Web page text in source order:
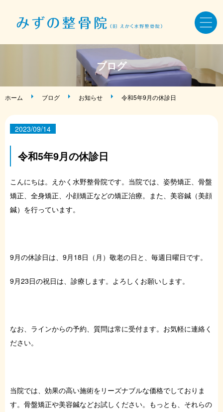
ホーム
骨盤・姿勢・全身矯正
症状・お悩み別メニュー
ご予約はこちら
ブログ
ホーム ブログ お知らせ 令和5年9月の休診日
2023/09/14
令和5年9月の休診日
こんにちは。えかく水野整骨院です。当院では、姿勢矯正、骨盤
矯正、全身矯正、小顔矯正などの矯正治療。また、美容鍼（美顔
鍼）を行っています。
9月の休診日は、9月18日（月）敬老の日と、毎週日曜日です。
9月23日の祝日は、診療します。よろしくお願いします。
なお、ラインからの予約、質問は常に受付ます。お気軽に連絡く
ださい。
当院では、効果の高い施術をリーズナブルな価格でしておりま
す。骨盤矯正や美容鍼などお試しください。もっとも、それらの